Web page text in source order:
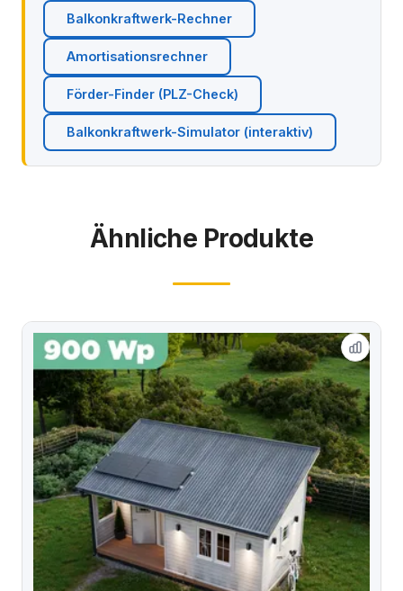
Balkonkraftwerk-Rechner
Amortisationsrechner
Förder-Finder (PLZ-Check)
Balkonkraftwerk-Simulator (interaktiv)
Ähnliche Produkte